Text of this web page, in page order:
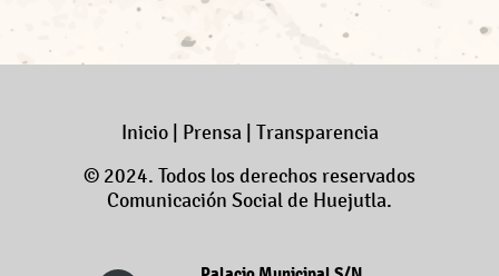
Inicio| Prensa
Transparencia
© 2024. Todos los derechos reservados
Comunicación Social de Huejutla.